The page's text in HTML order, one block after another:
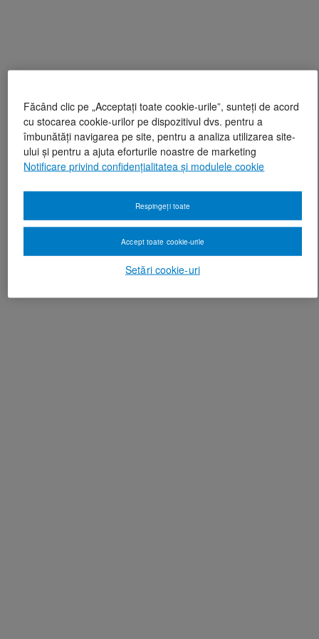
Făcând clic pe „Acceptați toate cookie-urile”, sunteți de acord
cu stocarea cookie-urilor pe dispozitivul dvs. pentru a
îmbunătăți navigarea pe site, pentru a analiza utilizarea site-
ului și pentru a ajuta eforturile noastre de marketing
Notificare privind confidențialitatea și modulele cookie
Setări cookie-uri
Respingeți toate
Accept toate cookie-urile